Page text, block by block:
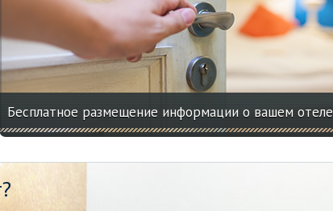
Бесплатное размещение информации о вашем отеле